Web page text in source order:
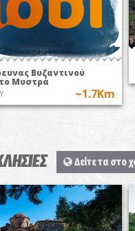
Βυζαντινού
Μυστρά
~1.7Km
Δείτε τα στο